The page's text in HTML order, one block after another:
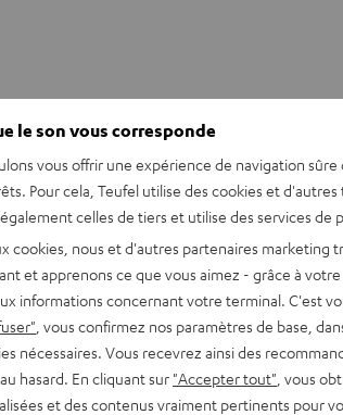
le son vous corresponde
vous offrir une expérience de navigation
Pour cela, Teufel utilise des cookies et
celles de tiers et utilise des services de
cookies, nous et d'autres partenaires marketing
et apprenons ce que vous aimez - grâce à
informations concernant votre terminal. C'est
, vous confirmez nos paramètres de base,
nécessaires. Vous recevrez ainsi des
hasard. En cliquant sur "Accepter tout" , vous
et des contenus vraiment pertinents pour